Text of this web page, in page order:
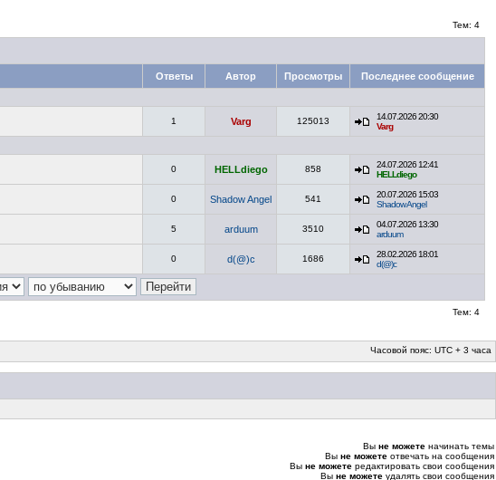
Тем: 4
Ответы Автор Просмотры Последнее сообщение
1 Varg 125013
14.07.2026 20:30
Varg
0 HELLdiego 858
24.07.2026 12:41
HELLdiego
0 Shadow Angel 541
20.07.2026 15:03
Shadow Angel
5 arduum 3510
04.07.2026 13:30
arduum
0 d(@)c 1686
28.02.2026 18:01
d(@)c
Тем: 4
Часовой пояс: UTC + 3 часа
Вы не можете начинать темы
Вы не можете отвечать на сообщения
Вы не можете редактировать свои сообщения
Вы не можете удалять свои сообщения